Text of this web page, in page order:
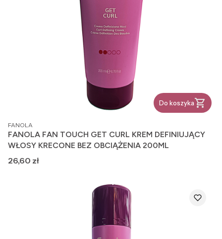
Do koszyka
PRODUCENT
FANOLA
FANOLA FAN TOUCH GET CURL KREM DEFINIUJĄCY
WŁOSY KRECONE BEZ OBCIĄŻENIA 200ML
Cena
26,60 zł